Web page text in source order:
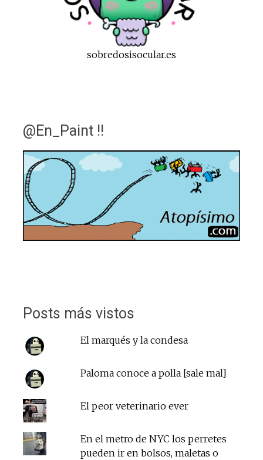
sobredosisocular.es
@En_Paint !!
Posts más vistos
El marqués y la condesa
Paloma conoce a polla [sale mal]
El peor veterinario ever
En el metro de NYC los perretes
pueden ir en bolsos, maletas o